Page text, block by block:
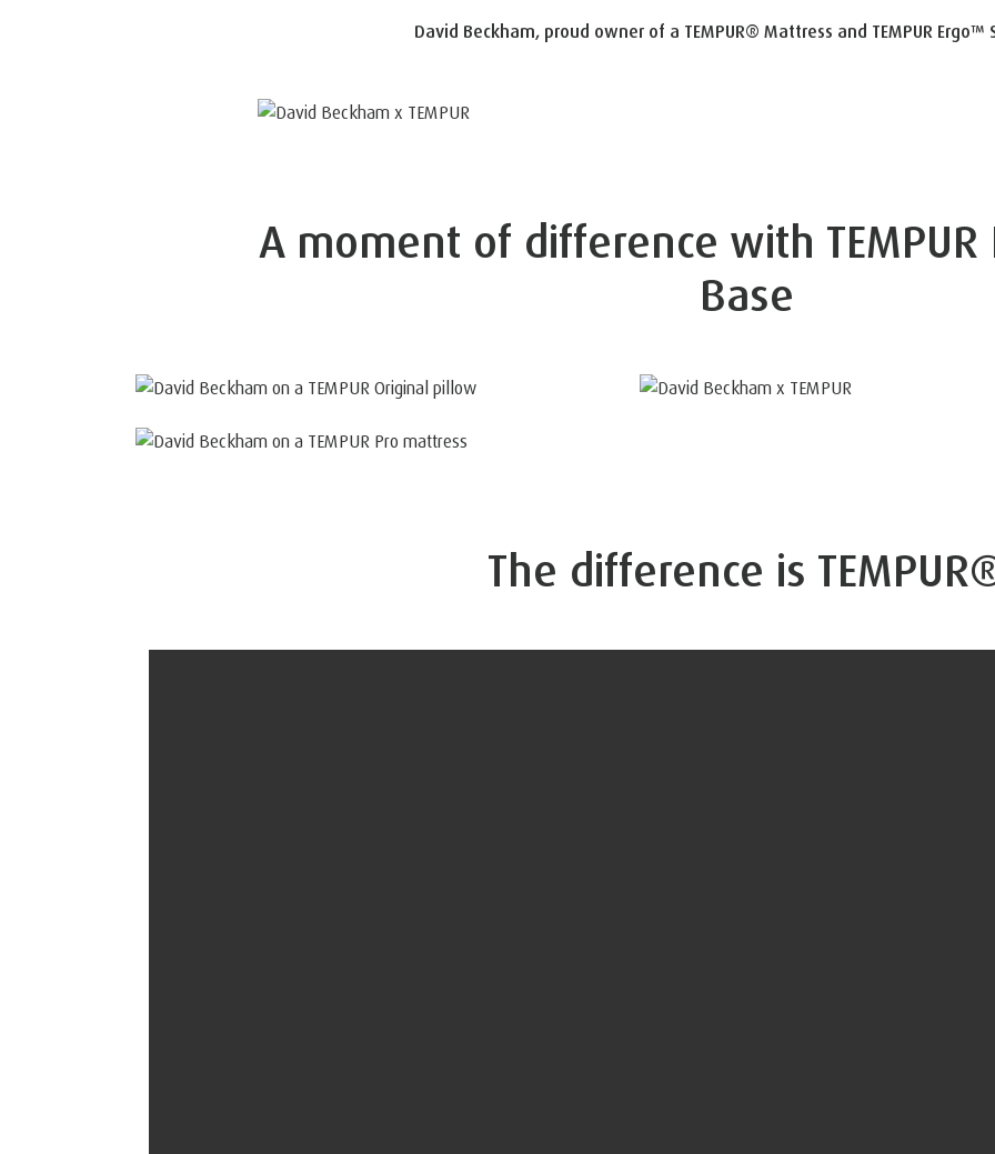
David Beckham, proud owner of a TEMPUR® Mattress and TEMPUR Ergo™
A moment of difference with
Base
The difference is